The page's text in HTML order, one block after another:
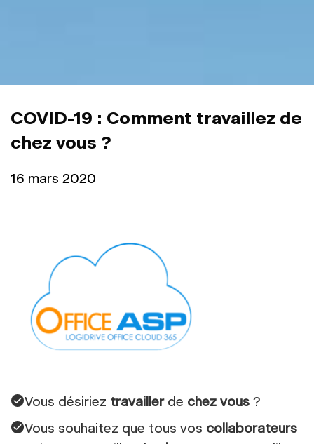
COVID-19 : Comment travaillez de
chez vous ?
16 mars 2020
Vous désiriez travailler de chez vous ?
Vous souhaitez que tous vos collaborateurs